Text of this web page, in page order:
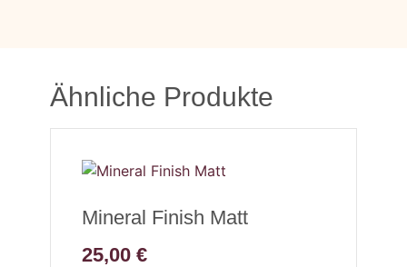
Ähnliche Produkte
Mineral Finish Matt
25,00 €